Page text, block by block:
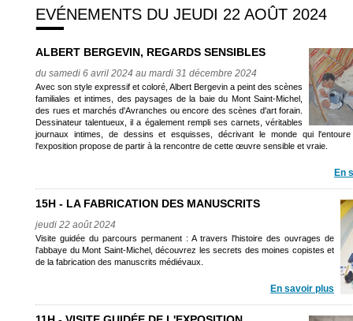
EVÉNEMENTS DU JEUDI 22 AOÛT 2024
ALBERT BERGEVIN, REGARDS SENSIBLES
du samedi 6 avril 2024 au mardi 31 décembre 2024
Avec son style expressif et coloré, Albert Bergevin a peint des scènes
familiales et intimes, des paysages de la baie du Mont Saint-Michel,
des rues et marchés d'Avranches ou encore des scènes d'art forain.
Dessinateur talentueux, il a également rempli ses carnets, véritables
journaux intimes, de dessins et esquisses, décrivant le monde qui
l'exposition propose de partir à la rencontre de cette œuvre sensible et vraie.
En
15H - LA FABRICATION DES MANUSCRITS
jeudi 22 août 2024
Visite guidée du parcours permanent : A travers l'histoire des ouvrages de
l'abbaye du Mont Saint-Michel, découvrez les secrets des moines copistes et
de la fabrication des manuscrits médiévaux.
En savoir plus